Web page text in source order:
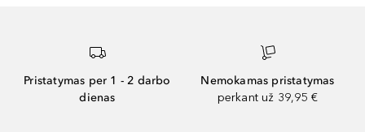
Pristatymas per 1 - 2 darbo
dienas
Nemokamas pristatymas
perkant už 39,95 €